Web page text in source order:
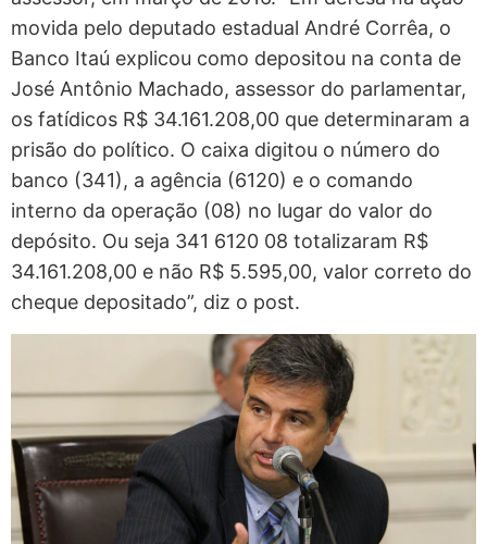
movida pelo deputado estadual André Corrêa, o
Banco Itaú explicou como depositou na conta de
José Antônio Machado, assessor do parlamentar,
os fatídicos R$ 34.161.208,00 que determinaram a
prisão do político. O caixa digitou o número do
banco (341), a agência (6120) e o comando
interno da operação (08) no lugar do valor do
depósito. Ou seja 341 6120 08 totalizaram R$
34.161.208,00 e não R$ 5.595,00, valor correto do
cheque depositado”, diz o post.